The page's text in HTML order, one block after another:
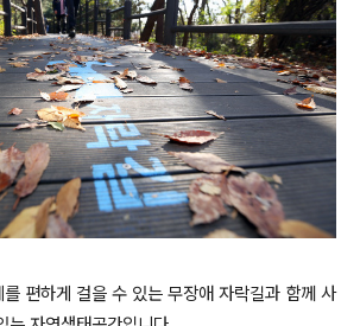
편하게 걸을 수 있는 무장애 자락길과 함께 사